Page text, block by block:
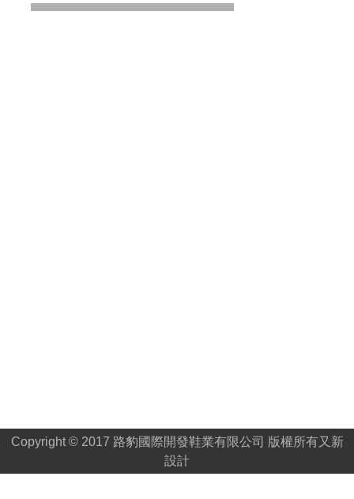
Copyright © 2017 路豹國際開發鞋業有限公司 版權所有又新
設計